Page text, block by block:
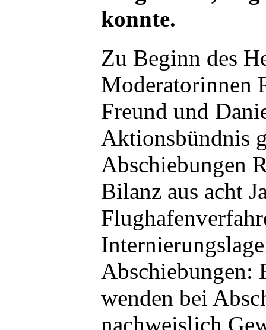
konnte.
Zu Beginn des
Moderatorinnen
Freund und
Aktionsbündnis
Abschiebungen
Bilanz aus acht
Abschiebungen:
wenden bei
nachweislich